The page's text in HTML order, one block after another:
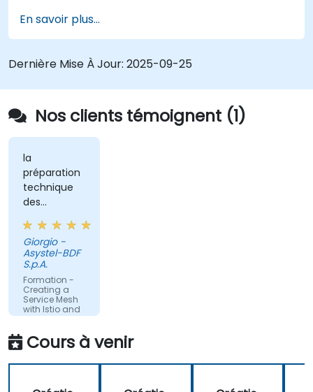
En savoir plus...
Dernière Mise À Jour: 2025-09-25
Nos clients témoignent (1)
la
préparation
technique
des
enseignants
Giorgio -
Asystel-BDF
S.p.A.
Formation -
Creating a
Service Mesh
with Istio and
Kubernetes
Traduction
Cours à venir